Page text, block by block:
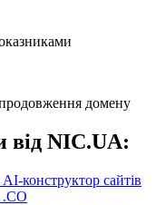
домену
від NIC.UA:
конструктор сайтів